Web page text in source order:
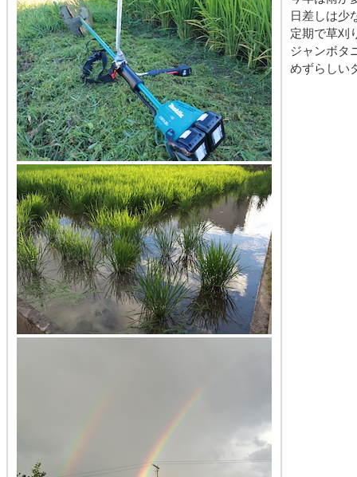
日差しは少
定期で草刈
ジャンボタ
めずらしい